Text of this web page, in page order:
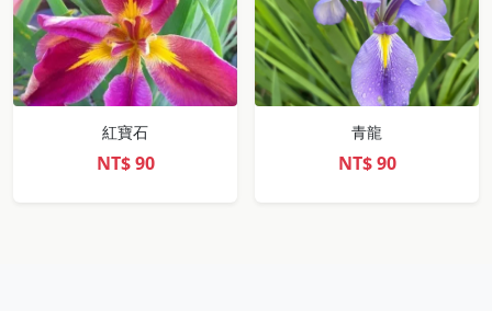
紅寶石
NT$90
青龍
NT$90